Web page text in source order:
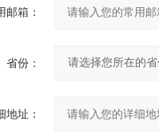
邮箱：
省份：
地址：